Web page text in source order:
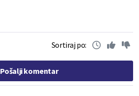
Sortiraj po:
Pošalji komentar